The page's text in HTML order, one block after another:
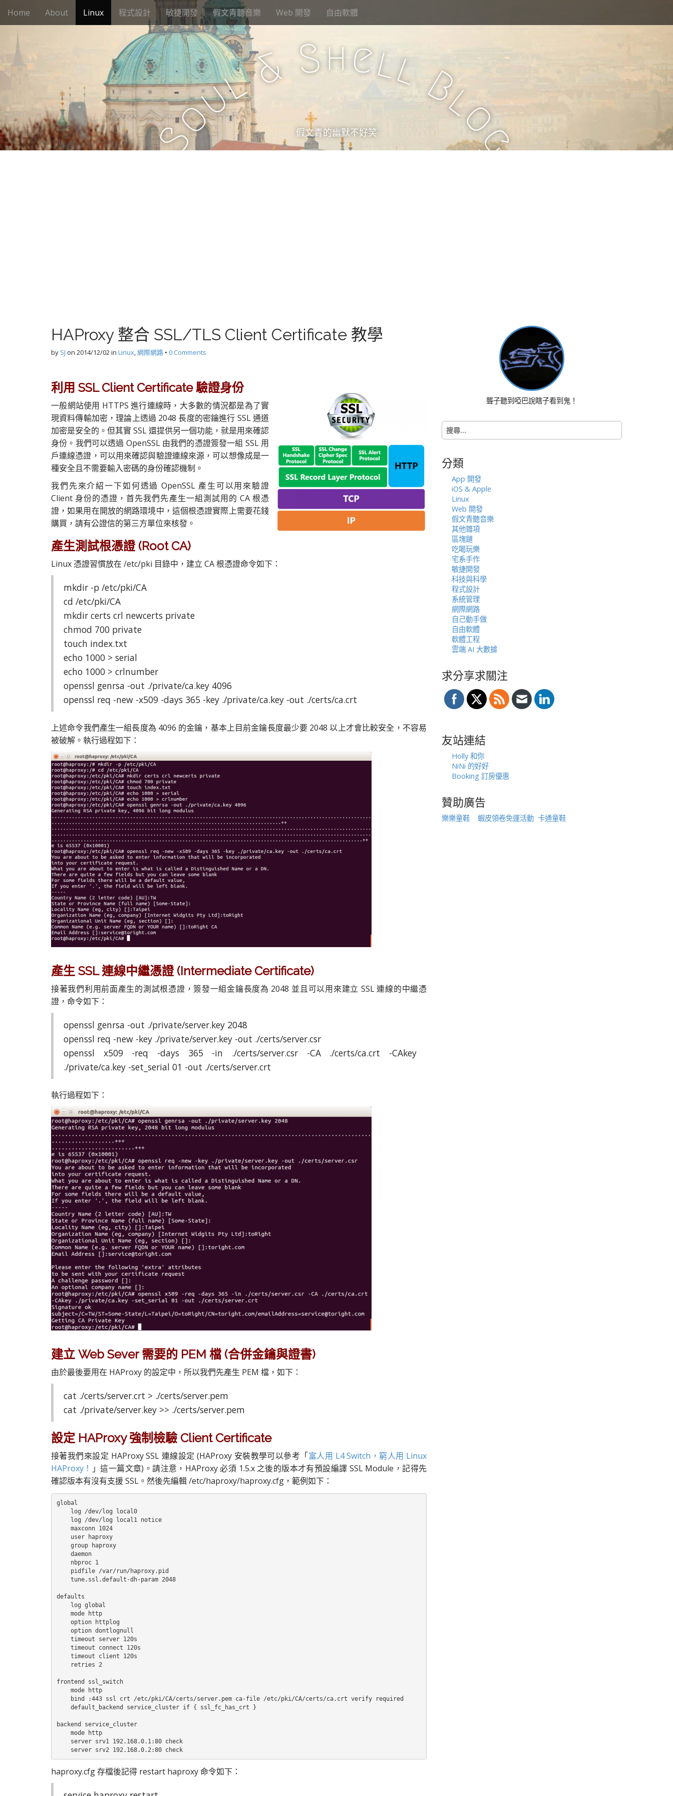
M
e
i
c
n
t
Home About Linux 程式設計 敏捷開發 假文青聽音樂 Web 開發 自由軟體
S
o
u
l& Shell B
l
o
g
假文青的幽默不好笑
HAProxy 整合 SSL/TLS Client Certificate 教學
by SJ on 2014/12/02in Linux,網際網路 • 0 Comments
利用 SSL Client Certificate 驗證身份
一般網站使用 HTTPS 進行連線時，大多數的情況都是為了實
現資料傳輸加密，理論上透過 2048 長度的密鑰進行 SSL 通道
加密是安全的。但其實 SSL 還提供另一個功能，就是用來確認
身份。我們可以透過 OpenSSL 由我們的憑證簽發一組 SSL 用
戶連線憑證，可以用來確認與驗證連線來源，可以想像成是一
種安全且不需要輸入密碼的身份確認機制。
我們先來介紹一下如何透過 OpenSSL 產生可以用來驗證
Client 身份的憑證，首先我們先產生一組測試用的 CA 根憑
證，如果用在開放的網路環境中，這個根憑證實際上需要花錢
購買，請有公證信的第三方單位來核發。
產生測試根憑證 (Root CA)
Linux 憑證習慣放在 /etc/pki 目錄中，建立 CA 根憑證命令如下：
mkdir -p /etc/pki/CA
cd /etc/pki/CA
mkdir certs crl newcerts private
chmod 700 private
touch index.txt
echo 1000 > serial
echo 1000 > crlnumber
openssl genrsa -out ./private/ca.key 4096
openssl req -new -x509 -days 365 -key ./private/ca.key -out ./certs/ca.crt
上述命令我們產生一組長度為 4096 的金鑰，基本上目前金鑰長度最少要 2048 以上才會比較安全，不容易
被破解。執行過程如下：
產生 SSL 連線中繼憑證 (Intermediate Certificate)
接著我們利用前面產生的測試根憑證，簽發一組金鑰長度為 2048 並且可以用來建立 SSL 連線的中繼憑
證，命令如下：
openssl genrsa -out ./private/server.key 2048
openssl req -new -key ./private/server.key -out ./certs/server.csr
openssl x509 -req -days 365 -in ./certs/server.csr -CA ./certs/ca.crt -CAkey
./private/ca.key -set_serial 01 -out ./certs/server.crt
執行過程如下：
建立 Web Sever 需要的 PEM 檔 (合併金鑰與證書)
由於最後要用在 HAProxy 的設定中，所以我們先產生 PEM 檔，如下：
cat ./certs/server.crt > ./certs/server.pem
cat ./private/server.key >> ./certs/server.pem
設定 HAProxy 強制檢驗 Client Certificate
接著我們來設定 HAProxy SSL 連線設定 (HAProxy 安裝教學可以參考「富人用 L4 Switch，窮人用 Linux
HAProxy！ 」這一篇文章)。請注意，HAProxy 必須 1.5.x 之後的版本才有預設編譯 SSL Module，記得先
確認版本有沒有支援 SSL。然後先編輯 /etc/haproxy/haproxy.cfg，範例如下：
global
    log /dev/log local0
    log /dev/log local1 notice
    maxconn 1024
    user haproxy
    group haproxy
    daemon
    nbproc 1
    pidfile /var/run/haproxy.pid
    tune.ssl.default-dh-param 2048
defaults
    log global
    mode http
    option httplog
    option dontlognull
    timeout server 120s
    timeout connect 120s
    timeout client 120s
    retries 2
frontend ssl_switch
    mode http
    bind :443 ssl crt /etc/pki/CA/certs/server.pem ca-file /etc/pki/CA/certs/ca.crt verify required
    default_backend service_cluster if { ssl_fc_has_crt }
backend service_cluster
    mode http
    server srv1 192.168.0.1:80 check
    server srv2 192.168.0.2:80 check
haproxy.cfg 存檔後記得 restart haproxy 命令如下：
聾子聽到啞巴說瞎子看到鬼！
搜
尋
字:
分類
App 開發
iOS & Apple
Linux
Web 開發
假文青聽音樂
其他雜項
區塊鏈
吃喝玩樂
宅系手作
敏捷開發
科技與科學
程式設計
系統管理
網際網路
自己動手做
自由軟體
軟體工程
雲端 AI 大數據
求分享求關注
友站連結
Holly 和你
NiNi 的好好
Booking 訂房優惠
贊助廣告
樂樂童鞋 蝦皮領卷免運活動 卡通童鞋